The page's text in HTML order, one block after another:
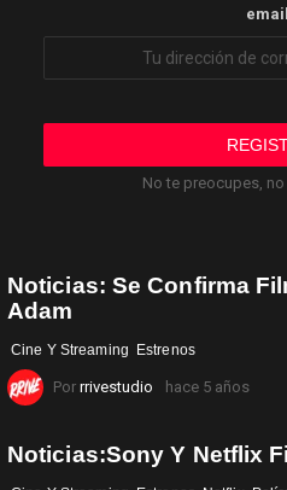
No te preocupes,
Cine Y Streaming Estrenos
Noticias: Se Confirma
Adam
Por rrivestudio hace 5 años
Noticias:Sony Y Netflix